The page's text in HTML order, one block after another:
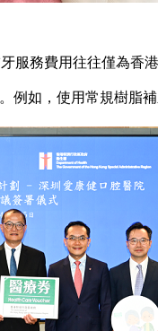
務費用往往僅為香港
，使用常規樹脂